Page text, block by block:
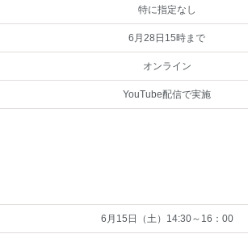
特に指定なし
6月28日15時まで
オンライン
YouTube配信で実施
6月15日（土）14:30～16：00